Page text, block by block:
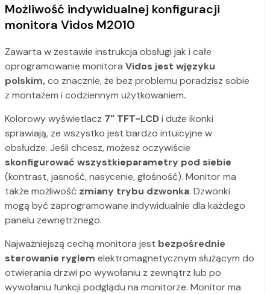
Możliwość indywidualnej konfiguracji
monitora Vidos M2010
Zawarta w zestawie instrukcja obsługi jak i całe
oprogramowanie monitora Vidos jest wjęzyku
polskim,co znacznie, że bez problemu poradzisz sobie
z montażem i codziennym użytkowaniem.
Kolorowy wyświetlacz 7" TFT-LCDi duże ikonki
sprawiają, ze wszystko jest bardzo intuicyjne w
obsłudze. Jeśli chcesz, możesz oczywiście
skonfigurować wszystkieparametry pod siebie
(kontrast, jasność, nasycenie, głośność). Monitor ma
także możliwość zmiany trybu dzwonka. Dzwonki
mogą być zaprogramowane indywidualnie dla każdego
panelu zewnętrznego.
Najważniejszą cechą monitora jest bezpośrednie
sterowanie ryglem elektromagnetycznym służącym do
otwierania drzwi po wywołaniu z zewnątrz lub po
wywołaniu funkcji podglądu na monitorze. Monitor ma